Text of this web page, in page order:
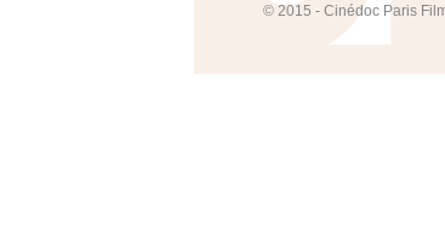
© 2015 - Cinédoc Paris